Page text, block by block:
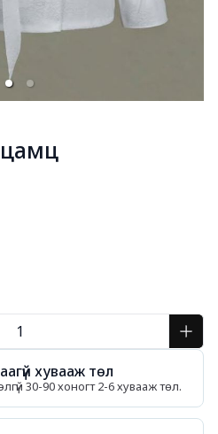
цамц
хувааж төл
30-90 хоногт 2-6 хувааж төл.